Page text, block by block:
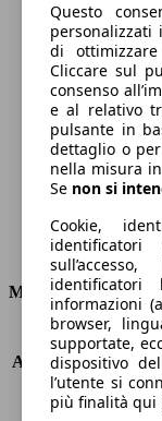
106 g/km
Emissioni di
Consumi
Motore e Prestazioni
KW (PS)
Accelerazione (0-
Velocità massima
Numero di
Questo
personalizzati
di
Cliccare sul
consenso
e al relativo
pulsante in
dettaglio o
nella misura
Se non si
Cookie,
informazioni
browser,
supportate,
dispositivo
l’utente si
più finalità qui